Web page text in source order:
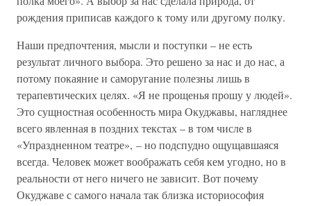
рождения приписав каждого к тому или другому полку.
Наши предпочтения, мысли и поступки – не есть
результат личного выбора. Это решено за нас и до нас, а
потому покаяние и саморугание полезны лишь в
терапевтических целях. «Я не прощенья прошу у людей».
Это сущностная особенность мира Окуджавы, нагляднее
всего явленная в поздних текстах – в том числе в
«Упраздненном театре», – но подспудно ощущавшаяся
всегда. Человек может воображать себя кем угодно, но в
реальности от него ничего не зависит. Вот почему
Окуджаве с самого начала так близка историософия